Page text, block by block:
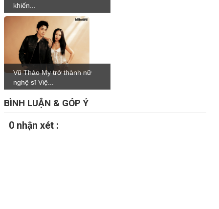
khiến...
Vũ Thảo My trở thành nữ
nghệ sĩ Việ...
BÌNH LUẬN & GÓP Ý
0 nhận xét :